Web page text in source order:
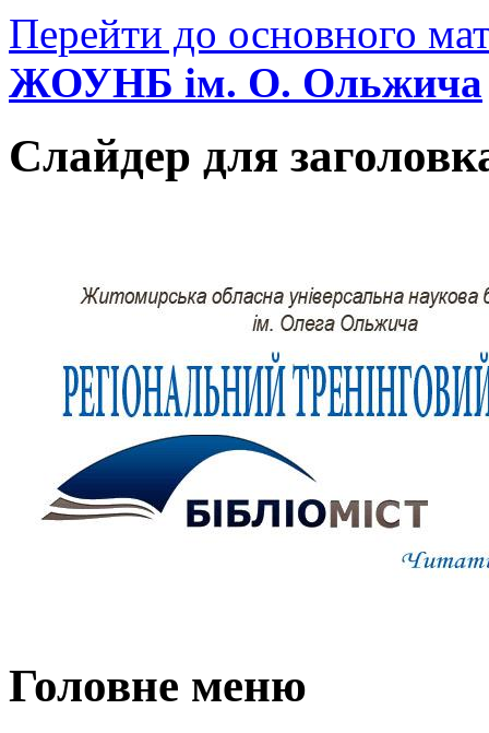
Перейти до основного
ЖОУНБ ім. О. Ольжича
Слайдер для
Головне меню